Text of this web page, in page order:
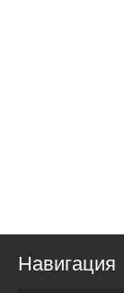
Навигация